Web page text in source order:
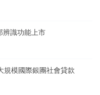
識功能上市
規模國際銀團社會貸款